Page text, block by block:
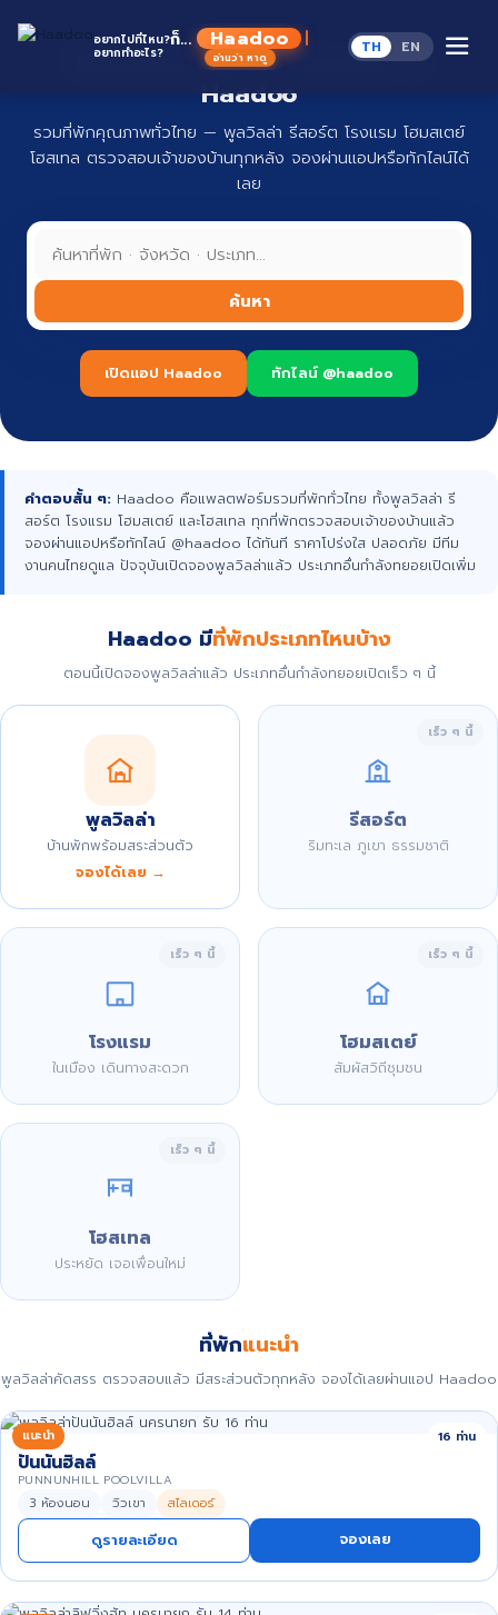
อยากไปที่ไหน?
อยากทำอะไร?
ก็... Haadoo
อ่านว่า หาดู
TH EN
ที่พักทั่วไทย จองง่าย ปลอดภัย กับ
Haadoo
รวมที่พักคุณภาพทั่วไทย — พูลวิลล่า รีสอร์ต โรงแรม โฮมสเตย์
โฮสเทล ตรวจสอบเจ้าของบ้านทุกหลัง จองผ่านแอปหรือทักไลน์ได้
เลย
ค้นหา
เปิดแอป Haadoo ทักไลน์ @haadoo
คำตอบสั้น ๆ: Haadoo คือแพลตฟอร์มรวมที่พักทั่วไทย ทั้งพูลวิลล่า รี
สอร์ต โรงแรม โฮมสเตย์ และโฮสเทล ทุกที่พักตรวจสอบเจ้าของบ้านแล้ว
จองผ่านแอปหรือทักไลน์ @haadoo ได้ทันที ราคาโปร่งใส ปลอดภัย มีทีม
งานคนไทยดูแล ปัจจุบันเปิดจองพูลวิลล่าแล้ว ประเภทอื่นกำลังทยอยเปิดเพิ่ม
Haadoo มีที่พักประเภทไหนบ้าง
ตอนนี้เปิดจองพูลวิลล่าแล้ว ประเภทอื่นกำลังทยอยเปิดเร็ว ๆ นี้
พูลวิลล่า
บ้านพักพร้อมสระส่วนตัว
จองได้เลย →
เร็ว ๆ นี้
รีสอร์ต
ริมทะเล ภูเขา ธรรมชาติ
เร็ว ๆ นี้
โรงแรม
ในเมือง เดินทางสะดวก
เร็ว ๆ นี้
โฮมสเตย์
สัมผัสวิถีชุมชน
เร็ว ๆ นี้
โฮสเทล
ประหยัด เจอเพื่อนใหม่
ที่พักแนะนำ
พูลวิลล่าคัดสรร ตรวจสอบแล้ว มีสระส่วนตัวทุกหลัง จองได้เลยผ่านแอป Haadoo
แนะนำ 16 ท่าน
ปันนันฮิลล์
PUNNUNHILL POOLVILLA
3 ห้องนอน วิวเขา สไลเดอร์
ดูรายละเอียด จองเลย